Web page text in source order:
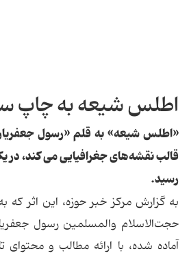
اطلس شیعه به چاپ
«اطلس شیعه» به قلم«رسول
قالب نقشه‌های جغرافیایی می کند،
رسید.
به گزارش مرکز خبر حوزه، این اثر که
حجت‌الاسلام والمسلمین رسول
آماده شده، با ارائه مطالب و محتوای